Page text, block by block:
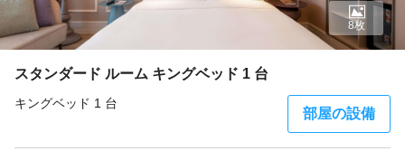
スタンダード ルーム キングベッド 1 台
キングベッド 1 台
部屋の設備
8枚